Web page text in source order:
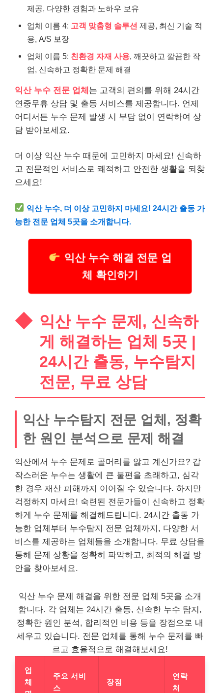
제공, 다양한 경험과 노하우 보유
업체 이름 4: 고객 맞춤형 솔루션 제공, 최신 기술 적
용, A/S 보장
업체 이름 5: 친환경 자재 사용 , 깨끗하고 깔끔한 작
업, 신속하고 정확한 문제 해결
익산 누수 전문 업체 는 고객의 편의를 위해 24시간
연중무휴 상담 및 출동 서비스를 제공합니다. 언제
어디서든 누수 문제 발생 시 부담 없이 연락하여 상
담 받아보세요.
더 이상 익산 누수 때문에 고민하지 마세요! 신속하
고 전문적인 서비스로 쾌적하고 안전한 생활을 되찾
으세요!
익산 누수, 더 이상 고민하지 마세요! 24시간 출동 가
능한 전문 업체 5곳을 소개합니다.
익산 누수 해결 전문 업
체 확인하기
익산 누수 문제, 신속하
게 해결하는 업체 5곳 |
24시간 출동, 누수탐지
전문, 무료 상담
익산 누수탐지 전문 업체, 정확
한 원인 분석으로 문제 해결
익산에서 누수 문제로 골머리를 앓고 계신가요? 갑
작스러운 누수는 생활에 큰 불편을 초래하고, 심각
한 경우 재산 피해까지 이어질 수 있습니다. 하지만
걱정하지 마세요! 숙련된 전문가들이 신속하고 정확
하게 누수 문제를 해결해드립니다. 24시간 출동 가
능한 업체부터 누수탐지 전문 업체까지, 다양한 서
비스를 제공하는 업체들을 소개합니다. 무료 상담을
통해 문제 상황을 정확히 파악하고, 최적의 해결 방
안을 찾아보세요.
익산 누수 문제 해결을 위한 전문 업체 5곳을 소개
합니다. 각 업체는 24시간 출동, 신속한 누수 탐지,
정확한 원인 분석, 합리적인 비용 등을 장점으로 내
세우고 있습니다. 전문 업체를 통해 누수 문제를 빠
르고 효율적으로 해결해보세요!
업
체
주요 서비
스
장점
연락
처